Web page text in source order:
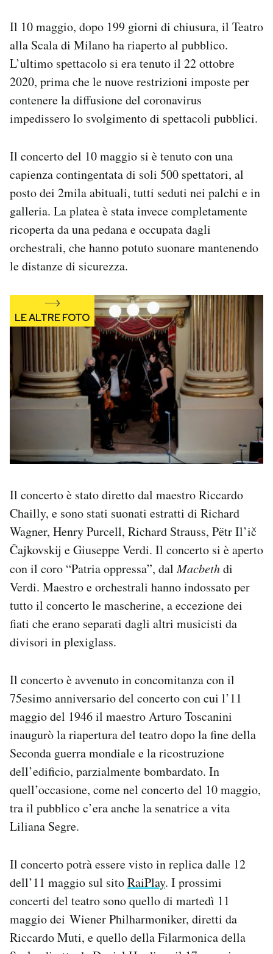
CALENDARIO
AREA PERSONALE
Regala il Post
Hai bisogno di aiuto?
Esci
Il 10 maggio, dopo 199 giorni di chiusura, il Teatro
alla Scala di Milano ha riaperto al pubblico.
L’ultimo spettacolo si era tenuto il 22 ottobre
2020, prima che le nuove restrizioni imposte per
contenere la diffusione del coronavirus
impedissero lo svolgimento di spettacoli pubblici.
Il concerto del 10 maggio si è tenuto con una
capienza contingentata di soli 500 spettatori, al
posto dei 2mila abituali, tutti seduti nei palchi e in
galleria. La platea è stata invece completamente
ricoperta da una pedana e occupata dagli
orchestrali, che hanno potuto suonare mantenendo
le distanze di sicurezza.
Il concerto è stato diretto dal maestro Riccardo
Chailly, e sono stati suonati estratti di Richard
Wagner, Henry Purcell, Richard Strauss, Pëtr Il’ič
Čajkovskij e Giuseppe Verdi. Il concerto si è aperto
con il coro “Patria oppressa”, dalMacbethdi
Verdi. Maestro e orchestrali hanno indossato per
tutto il concerto le mascherine, a eccezione dei
fiati che erano separati dagli altri musicisti da
divisori in plexiglass.
Il concerto è avvenuto in concomitanza con il
75esimo anniversario del concerto con cui l’11
maggio del 1946 il maestro Arturo Toscanini
inaugurò la riapertura del teatro dopo la fine della
Seconda guerra mondiale e la ricostruzione
dell’edificio, parzialmente bombardato. In
quell’occasione, come nel concerto del 10 maggio,
tra il pubblico c’era anche la senatrice a vita
Liliana Segre.
Il concerto potrà essere visto in replica dalle 12
dell’11 maggio sul sitoRaiPlay. I prossimi
concerti del teatro sono quello di martedì 11
maggio dei Wiener Philharmoniker, diretti da
Riccardo Muti, e quello della Filarmonica della